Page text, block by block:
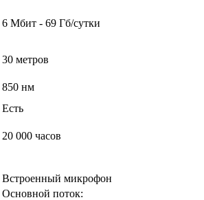
6 Мбит - 69 Гб/сутки
30 метров
850 нм
Есть
20 000 часов
Встроенный микрофон
Основной поток: